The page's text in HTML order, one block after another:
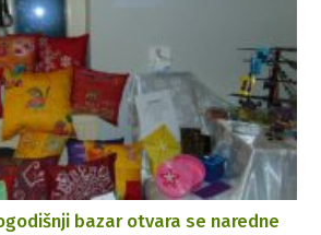
bazar otvara se naredne